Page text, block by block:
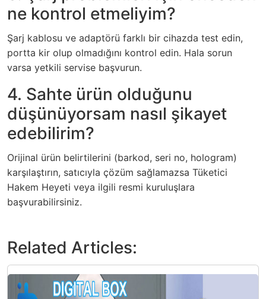
ne kontrol etmeliyim?
Şarj kablosu ve adaptörü farklı bir cihazda test edin,
portta kir olup olmadığını kontrol edin. Hala sorun
varsa yetkili servise başvurun.
4. Sahte ürün olduğunu
düşünüyorsam nasıl şikayet
edebilirim?
Orijinal ürün belirtilerini (barkod, seri no, hologram)
karşılaştırın, satıcıyla çözüm sağlamazsa Tüketici
Hakem Heyeti veya ilgili resmi kuruluşlara
başvurabilirsiniz.
Related Articles: